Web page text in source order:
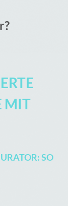
MIT
SO